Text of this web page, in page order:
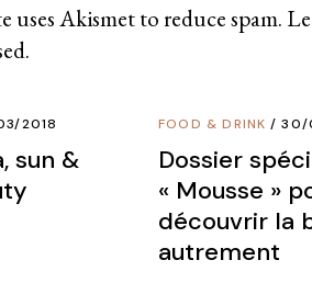
uses Akismet to reduce spam.
.
2018
sun &
FOOD & DRINK 30/
Dossier
« Mousse »
découvrir la
autrement